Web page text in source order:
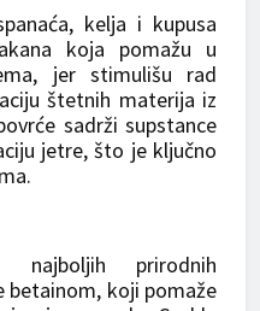
kelja i kupusa
koja pomažu u
jer stimulišu rad
štetnih materija iz
sadrži supstance
jetre, što je ključno
prirodnih
koji pomaže